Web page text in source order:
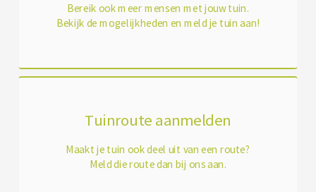
Bereik ook meer mensen met jouw tuin.
Bekijk de mogelijkheden en meld je tuin aan!
Tuinroute aanmelden
Maakt je tuin ook deel uit van een route?
Meld die route dan bij ons aan.